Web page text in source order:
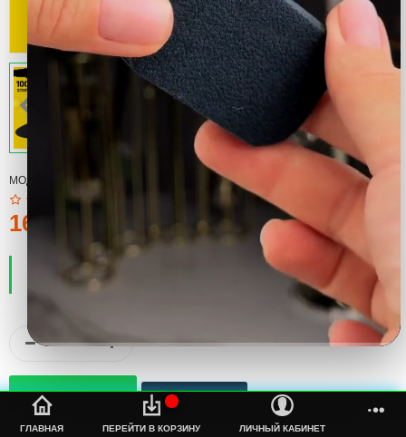
ГЛАВНАЯ
%s
ПЕРЕЙТИ В КОРЗИНУ ЛИЧНЫЙ КАБИНЕТ
МОДЕЛЬ: БЕЙСБОЛКА-ВЫШИВКА
160тмт.
ПРОИЗВОДИТЕЛЬ:
НАЛИЧИЕ:
ЕСТЬ В НАЛИЧИИ